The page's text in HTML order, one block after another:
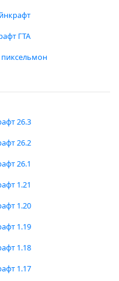
ГТА
26.3
26.2
26.1
1.21
1.20
1.19
1.18
1.17